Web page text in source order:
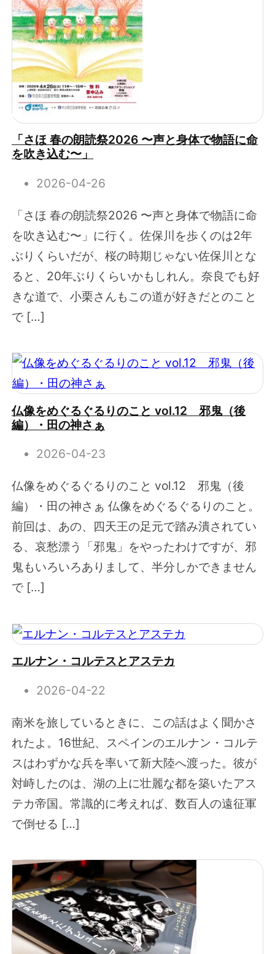
「さほ 春の朗読祭2026 〜声と身体で物語に命
を吹き込む〜」
2026-04-26
「さほ 春の朗読祭2026 〜声と身体で物語に命
を吹き込む〜」に行く。佐保川を歩くのは2年
ぶりくらいだが、桜の時期じゃない佐保川とな
ると、20年ぶりくらいかもしれん。奈良でも好
きな道で、小栗さんもこの道が好きだとのこと
で […]
仏像をめぐるぐるりのこと vol.12 邪鬼（後
編）・田の神さぁ
2026-04-23
仏像をめぐるぐるりのこと vol.12 邪鬼（後
編）・田の神さぁ 仏像をめぐるぐるりのこと。
前回は、あの、四天王の足元で踏み潰されてい
る、哀愁漂う「邪鬼」をやったわけですが、邪
鬼もいろいろありまして、半分しかできません
で […]
エルナン・コルテスとアステカ
2026-04-22
南米を旅しているときに、この話はよく聞かさ
れたよ。16世紀、スペインのエルナン・コルテ
スはわずかな兵を率いて新大陸へ渡った。彼が
対峙したのは、湖の上に壮麗な都を築いたアス
テカ帝国。常識的に考えれば、数百人の遠征軍
で倒せる […]